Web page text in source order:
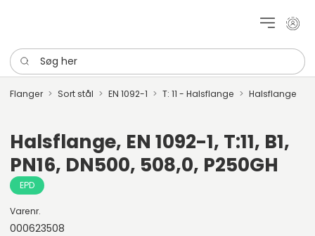
Mit
Søg her
Flanger Sort stål EN 1092-1 T: 11 - Halsflange Halsflange
Halsflange, EN 1092-1, T:11, B1,
PN16, DN500, 508,0, P250GH
EPD
Varenr.
000623508